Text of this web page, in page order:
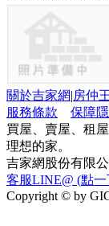
關於吉家網|房仲
服務條款
保障
買屋、賣屋、租
理想的家。
吉家網股份有限
客服LINE@ (點
Copyright © by